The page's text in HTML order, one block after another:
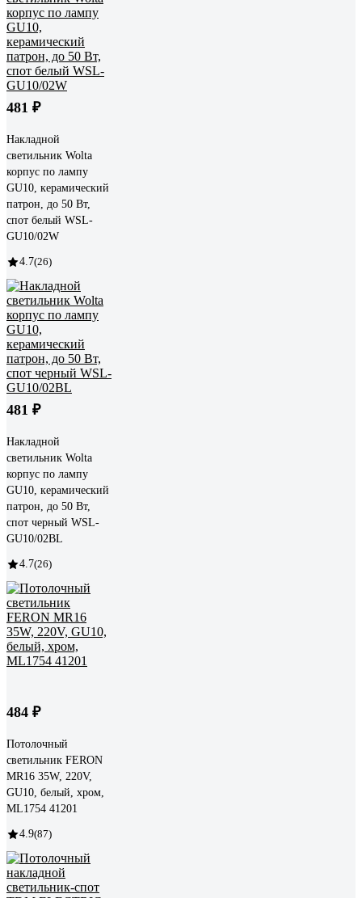
481 ₽
Накладной
светильник Wolta
корпус по лампу
GU10, керамический
патрон, до 50 Вт,
спот белый WSL-
GU10/02W
4.7(26)
481 ₽
Накладной
светильник Wolta
корпус по лампу
GU10, керамический
патрон, до 50 Вт,
спот черный WSL-
GU10/02BL
4.7(26)
484 ₽
Потолочный
светильник FERON
MR16 35W, 220V,
GU10, белый, хром,
ML1754 41201
4.9(87)